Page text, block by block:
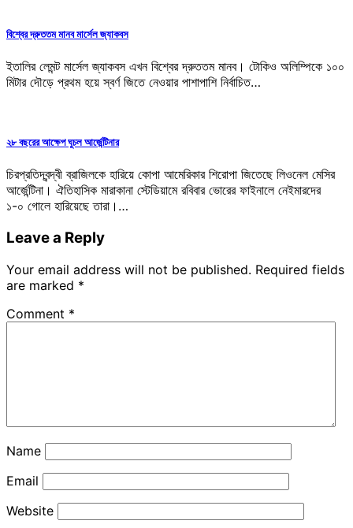
বিশ্বের দ্রুততম মানব মার্সেল জ্যাকবস
ইতালির লেমন্ট মার্সেল জ্যাকবস এখন বিশ্বের দ্রুততম মানব। টোকিও অলিম্পিকে ১০০
মিটার দৌড়ে প্রথম হয়ে স্বর্ণ জিতে নেওয়ার পাশাপাশি নির্বাচিত…
২৮ বছরের আক্ষেপ ঘুচল আর্জেন্টিনার
চিরপ্রতিদ্বন্দ্বী ব্রাজিলকে হারিয়ে কোপা আমেরিকার শিরোপা জিতেছে লিওনেল মেসির
আর্জেন্টিনা। ঐতিহাসিক মারাকানা স্টেডিয়ামে রবিবার ভোরের ফাইনালে নেইমারদের
১-০ গোলে হারিয়েছে তারা।…
Leave a Reply
Your email address will not be published. Required fields
are marked *
Comment *
Name
Email
Website